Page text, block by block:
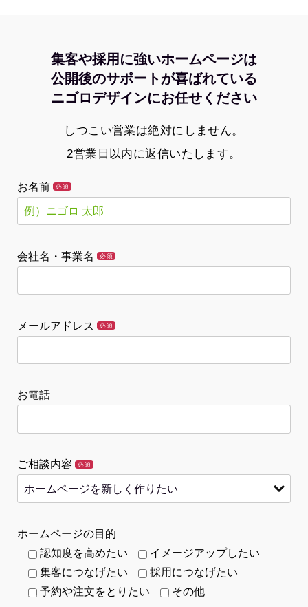
集客や採用に強いホームページは
公開後のサポートが喜ばれている
ニゴロデザインにお任せください
しつこい営業は絶対にしません。
2営業日以内に返信いたします。
お名前 必須
会社名・事業名 必須
メールアドレス 必須
お電話
ご相談内容 必須
ホームページの目的
認知度を高めたい
イメージアップしたい
集客につなげたい
採用につなげたい
予約や注文をとりたい
その他